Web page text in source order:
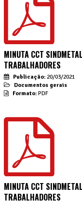
MINUTA CCT
TRABALHADORES
Publicação: 20/03/2021
Documentos gerais
Formato: PDF
MINUTA CCT
TRABALHADORES